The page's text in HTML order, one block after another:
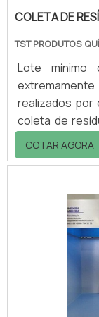
COLETA DE
TST PRODUTOS
Lote
realizados por
coleta de
pois na hora
químicos é
são: Restos
Entre
causar
ressaltar que
descartar
solventes
COTAR AGORA